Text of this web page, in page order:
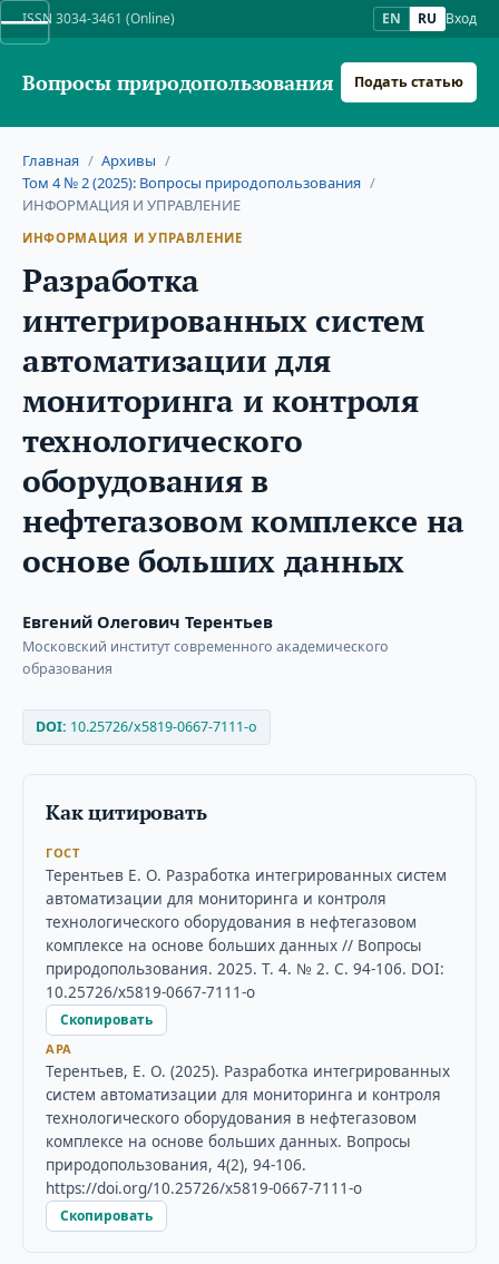
ISSN 3034-3461 (Online) EN RU Вход
Вопросы природопользования Подать статью
Главная / Архивы /
Том 4 № 2 (2025): Вопросы природопользования /
ИНФОРМАЦИЯ И УПРАВЛЕНИЕ
ИНФОРМАЦИЯ И УПРАВЛЕНИЕ
Разработка
интегрированных систем
автоматизации для
мониторинга и контроля
технологического
оборудования в
нефтегазовом комплексе на
основе больших данных
Евгений Олегович Терентьев
Московский институт современного академического
образования
DOI: 10.25726/x5819-0667-7111-o
Как цитировать
ГОСТ
Терентьев Е. О. Разработка интегрированных систем
автоматизации для мониторинга и контроля
технологического оборудования в нефтегазовом
комплексе на основе больших данных // Вопросы
природопользования. 2025. Т. 4. № 2. С. 94-106. DOI:
10.25726/x5819-0667-7111-o
Скопировать
APA
Терентьев, Е. О. (2025). Разработка интегрированных
систем автоматизации для мониторинга и контроля
технологического оборудования в нефтегазовом
комплексе на основе больших данных. Вопросы
природопользования, 4(2), 94-106.
https://doi.org/10.25726/x5819-0667-7111-o
Скопировать